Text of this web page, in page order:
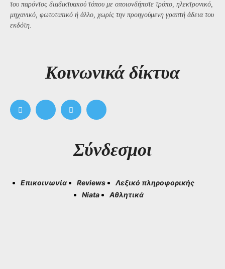
του παρόντος διαδικτυακού τόπου με οποιονδήποτε τρόπο, ηλεκτρονικό,
μηχανικό, φωτοτυπικό ή άλλο, χωρίς την προηγούμενη γραπτή άδεια του
εκδότη.
Kοινωνικά δίκτυα
Σύνδεσμοι
Επικοινωνία Reviews
Λεξικό πληροφορικής
Niata
Αθλητικά